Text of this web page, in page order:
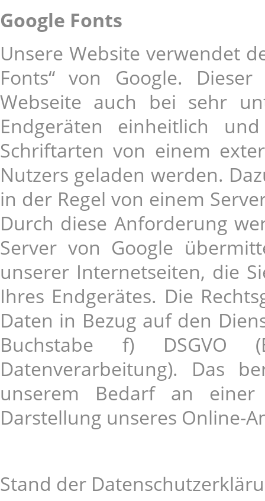
Google Fonts
Unsere Website verwendet
Fonts“ von Google.
Webseite auch bei sehr
Endgeräten einheitlich
Schriftarten von einem
Nutzers geladen werden.
in der Regel von einem
Durch diese Anforderung
Server von Google
unserer Internetseiten, die
Ihres Endgerätes. Die
Daten in Bezug auf den
Buchstabe f) DSGVO
Datenverarbeitung). Das
unserem Bedarf an einer
Darstellung unseres Online-
Stand der